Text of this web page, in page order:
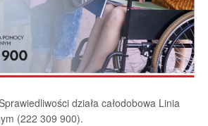
działa całodobowa Linia
(222 309 900).